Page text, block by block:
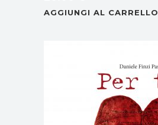
AGGIUNGI AL CARRELLO